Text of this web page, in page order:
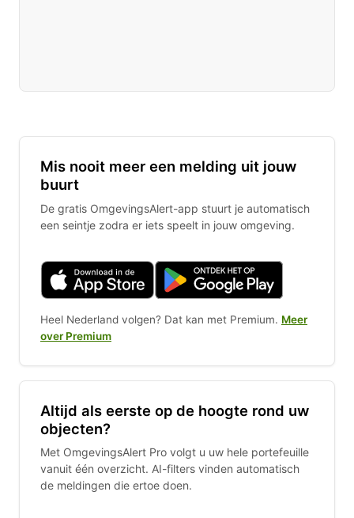
Mis nooit meer een melding uit jouw
buurt
De gratis OmgevingsAlert-app stuurt je automatisch
een seintje zodra er iets speelt in jouw omgeving.
Heel Nederland volgen? Dat kan met Premium. Meer
over Premium
Altijd als eerste op de hoogte rond uw
objecten?
Met OmgevingsAlert Pro volgt u uw hele portefeuille
vanuit één overzicht. AI-filters vinden automatisch
de meldingen die ertoe doen.